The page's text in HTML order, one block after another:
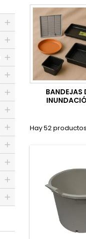
BANDEJAS
Hay 52